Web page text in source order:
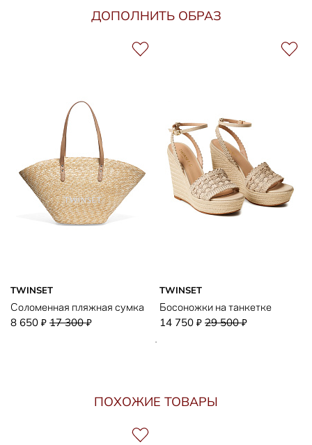
ДОПОЛНИТЬ ОБРАЗ
TWINSET
Соломенная пляжная сумка
8 650 ₽ 17 300₽
TWINSET
Босоножки на танкетке
14 750 ₽ 29 500₽
ПОХОЖИЕ ТОВАРЫ